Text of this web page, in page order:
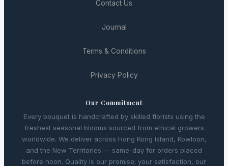
Contact Us
Journal
Terms & Conditions
Privacy Policy
Our Commitment
Every bouquet is handcrafted by skilled florists using the
freshest seasonal blooms sourced from ethical growers
worldwide. We deliver across Hong Kong Island, Kowloon,
and the New Territories — same-day for orders placed
before noon. Quality is our promise; your satisfaction, our